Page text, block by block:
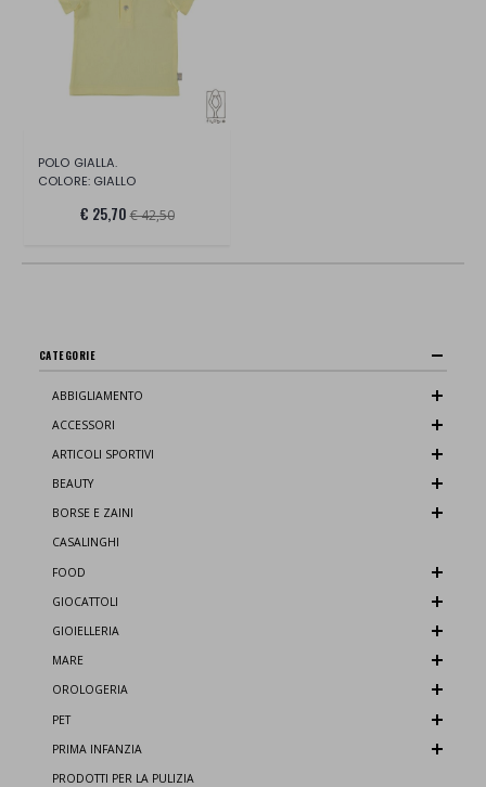
POLO GIALLA.
COLORE: GIALLO
€ 25,70 € 42,50
CATEGORIE
ABBIGLIAMENTO
ACCESSORI
ARTICOLI SPORTIVI
BEAUTY
BORSE E ZAINI
CASALINGHI
FOOD
GIOCATTOLI
GIOIELLERIA
MARE
OROLOGERIA
PET
PRIMA INFANZIA
PRODOTTI PER LA PULIZIA